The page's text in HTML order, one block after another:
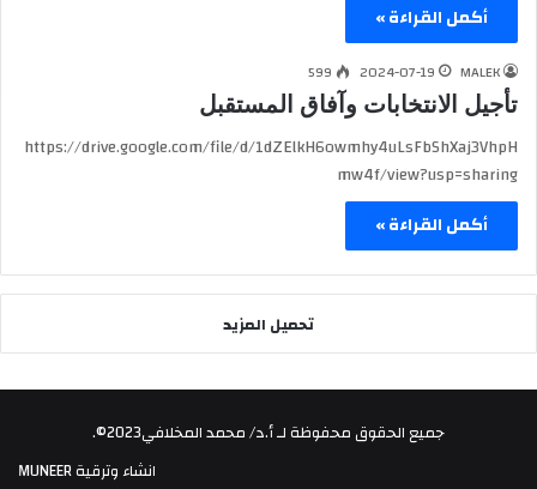
أكمل القراءة »
MALEK
2024-07-19
599
تأجيل الانتخابات وآفاق المستقبل
https://drive.google.com/file/d/1dZElkH6owmhy4uLsFbShXaj3VhpH
mw4f/view?usp=sharing
أكمل القراءة »
تحميل المزيد
جميع الحقوق محفوظة لـ أ.د/ محمد المخلافي2023©.
انشاء وترقيةMUNEER